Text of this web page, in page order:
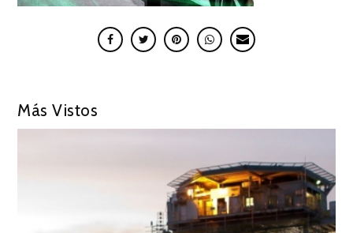
Más Vistos